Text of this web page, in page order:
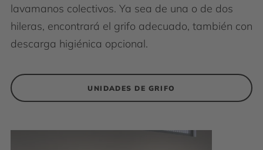
lavamanos colectivos. Ya sea de una o de dos
hileras, encontrará el grifo adecuado, también con
descarga higiénica opcional.
UNIDADES DE GRIFO